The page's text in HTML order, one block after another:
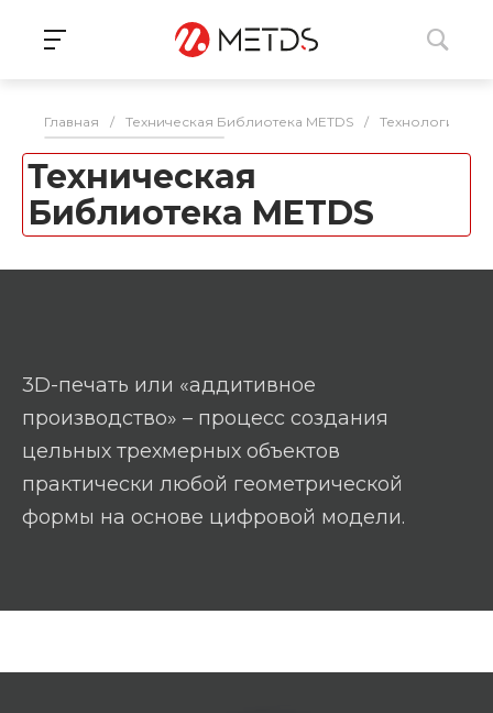
Главная / Техническая Библиотека METDS / Технологии 3D
Техническая
Библиотека METDS
3D-печать или «аддитивное
производство» – процесс создания
цельных трехмерных объектов
практически любой геометрической
формы на основе цифровой модели.